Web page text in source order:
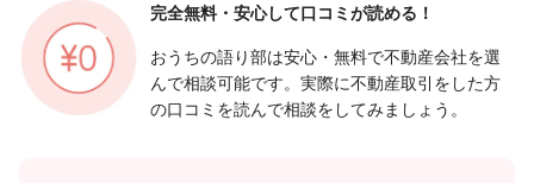
完全無料・安心して口コミが読める！
おうちの語り部は安心・無料で不動産会社を選
んで相談可能です。実際に不動産取引をした方
の口コミを読んで相談をしてみましょう。